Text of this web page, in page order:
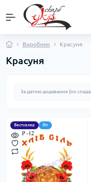
Виробник Красуня
Красуня
Бестселер Хіт